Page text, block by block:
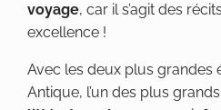
voyage, car il s’agit des
excellence !
Avec les deux plus grandes
Antique, l’un des plus